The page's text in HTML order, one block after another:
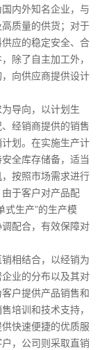
内外知名企业，与
质量的供货；对于
应的稳定安全、合
除了自主加工外，
向供应商提供设计
导向，以计划生
经销商提供的销售
划。在实施生产计
全库存储备，适当
按照市场需求进行
于客户对产品配
式生产”的生产模
配合，有效保障对
相结合，以经销为
业的分布以及其对
户提供产品销售和
培训和技术支持，
快速便捷的优质服
，公司则采取直销